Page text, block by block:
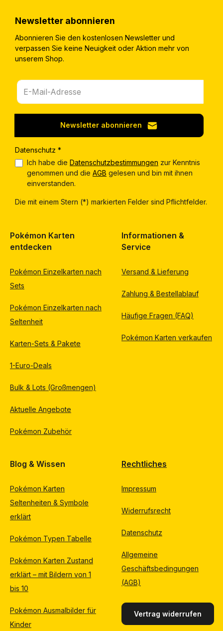
Newsletter abonnieren
Abonnieren Sie den kostenlosen Newsletter und
verpassen Sie keine Neuigkeit oder Aktion mehr von
unserem Shop.
Newsletter abonnieren
Datenschutz *
Ich habe die Datenschutzbestimmungen zur Kenntnis
genommen und die AGB gelesen und bin mit ihnen
einverstanden.
Die mit einem Stern (*) markierten Felder sind Pflichtfelder.
Pokémon Karten
entdecken
Pokémon Einzelkarten nach
Sets
Pokémon Einzelkarten nach
Seltenheit
Karten-Sets & Pakete
1-Euro-Deals
Bulk & Lots (Großmengen)
Aktuelle Angebote
Pokémon Zubehör
Informationen &
Service
Versand & Lieferung
Zahlung & Bestellablauf
Häufige Fragen (FAQ)
Pokémon Karten verkaufen
Blog & Wissen
Pokémon Karten
Seltenheiten & Symbole
erklärt
Pokémon Typen Tabelle
Pokémon Karten Zustand
erklärt – mit Bildern von 1
bis 10
Pokémon Ausmalbilder für
Kinder
Rechtliches
Impressum
Widerrufsrecht
Datenschutz
Allgemeine
Geschäftsbedingungen
(AGB)
Vertrag widerrufen